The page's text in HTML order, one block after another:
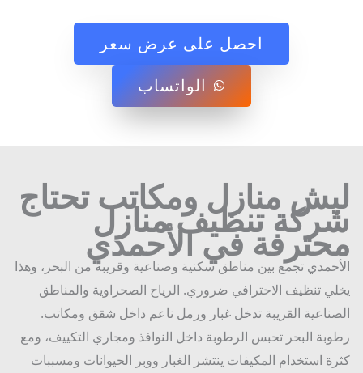
احصل على عرض سعر
الواتساب
منازل ومكاتب تحتاج
تنظيف منازل
في الأحمدي
تجمع بين مناطق سكنية وصناعية وقريبة من البحر، وهذا
تنظيف الاحترافي ضروري. الرياح الصحراوية والمناطق
القريبة تدخل غبار ورمل ناعم داخل شقق ومكاتب.
البحر تحبس الرطوبة داخل النوافذ ومجاري التكييف، ومع
استخدام المكيفات ينتشر الغبار ووبر الحيوانات ومسببات